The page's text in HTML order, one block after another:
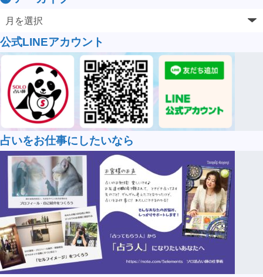
公式LINEアカウント
占いをお仕事にしたいなら